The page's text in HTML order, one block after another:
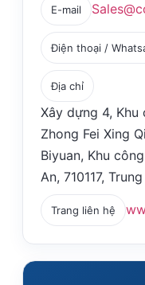
E-mail
Điện thoại /
Địa chỉ
Xây dựng 4, Khu
Zhong Fei Xing
Biyuan, Khu
An, 710117,
Trang liên hệ